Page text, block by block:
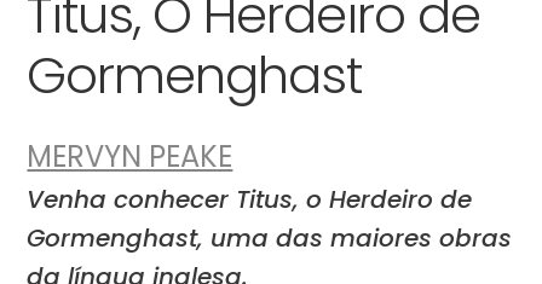
Titus, O Herdeiro de
Gormenghast
MERVYN PEAKE
Venha conhecer Titus, o Herdeiro de
Gormenghast, uma das maiores obras
da língua inglesa.